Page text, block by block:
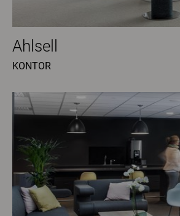
Ahlsell
KONTOR